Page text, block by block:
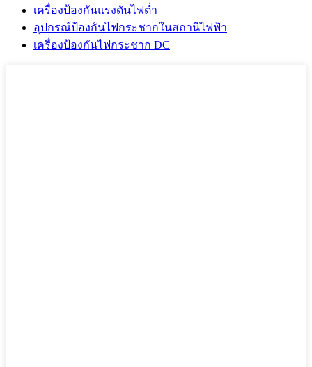
เครื่องป้องกันแรงดันไฟต่ำ
อุปกรณ์ป้องกันไฟกระชากในสถานีไฟฟ้า
เครื่องป้องกันไฟกระชาก DC